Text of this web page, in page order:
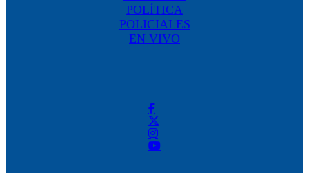
POLÍTICA
POLICIALES
EN VIVO